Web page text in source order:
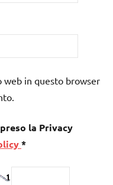
web in questo browser
la Privacy
*